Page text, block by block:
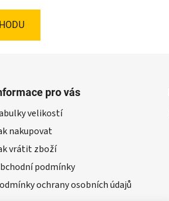
pro vás
velikostí
nakupovat
vrátit zboží
podmínky
ochrany osobních údajů